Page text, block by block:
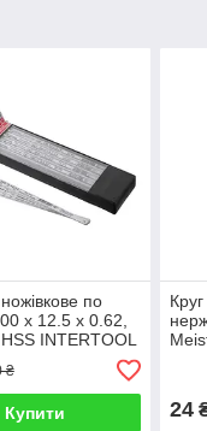
по
x 12.5 x 0.62,
INTERTOOL
₴
Купити 24